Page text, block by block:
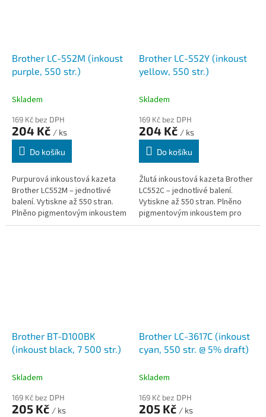
Brother LC-552M (inkoust
purple, 550 str.)
Skladem
169 Kč bez DPH
204 Kč / ks
Do košíku
Purpurová inkoustová kazeta
Brother LC552M – jednotlivé
balení. Vytiskne až 550 stran.
Plněno pigmentovým inkoustem
pro poskytování ostrých,
Brother LC-552Y (inkoust
yellow, 550 str.)
Skladem
169 Kč bez DPH
204 Kč / ks
Do košíku
Žlutá inkoustová kazeta Brother
LC552C – jednotlivé balení.
Vytiskne až 550 stran. Plněno
pigmentovým inkoustem pro
poskytování ostrých, detailních
Brother BT-D100BK
(inkoust black, 7 500 str.)
Skladem
169 Kč bez DPH
205 Kč / ks
Brother LC-3617C (inkoust
cyan, 550 str. @ 5% draft)
Skladem
169 Kč bez DPH
205 Kč / ks